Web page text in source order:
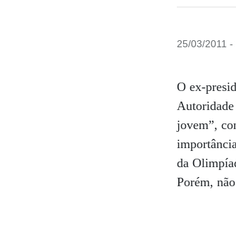
25/03/2011 -
O ex-
jovem”,
da
Porém,